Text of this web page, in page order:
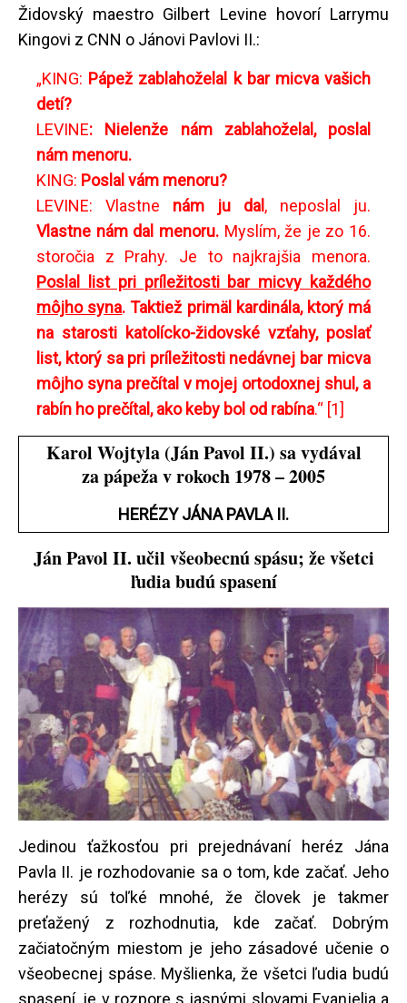
Židovský maestro Gilbert Levine hovorí Larrymu
Kingovi z CNN o Jánovi Pavlovi II.:
„KING: Pápež zablahoželal k bar micva vašich
detí?
LEVINE: Nielenže nám zablahoželal, poslal
nám menoru.
KING: Poslal vám menoru?
LEVINE: Vlastne nám ju dal , neposlal ju.
Vlastne nám dal menoru.Myslím, že je zo 16.
storočia z Prahy. Je to najkrajšia menora.
Poslal list pri príležitosti bar micvy každého
môjho syna. Taktiež primäl kardinála, ktorý má
na starosti katolícko-židovské vzťahy, poslať
list, ktorý sa pri príležitosti nedávnej bar micva
môjho syna prečítal v mojej ortodoxnej shul, a
rabín ho prečítal, ako keby bol od rabína.“ [1]
Karol Wojtyla (Ján Pavol II.) sa vydával
za pápeža v rokoch 1978 – 2005
HERÉZY JÁNA PAVLA II.
Ján Pavol II. učil všeobecnú spásu; že všetci
ľudia budú spasení
Jedinou ťažkosťou pri prejednávaní heréz Jána
Pavla II. je rozhodovanie sa o tom, kde začať. Jeho
herézy sú toľké mnohé, že človek je takmer
preťažený z rozhodnutia, kde začať. Dobrým
začiatočným miestom je jeho zásadové učenie o
všeobecnej spáse. Myšlienka, že všetci ľudia budú
spasení, je v rozpore s jasnými slovami Evanjelia a